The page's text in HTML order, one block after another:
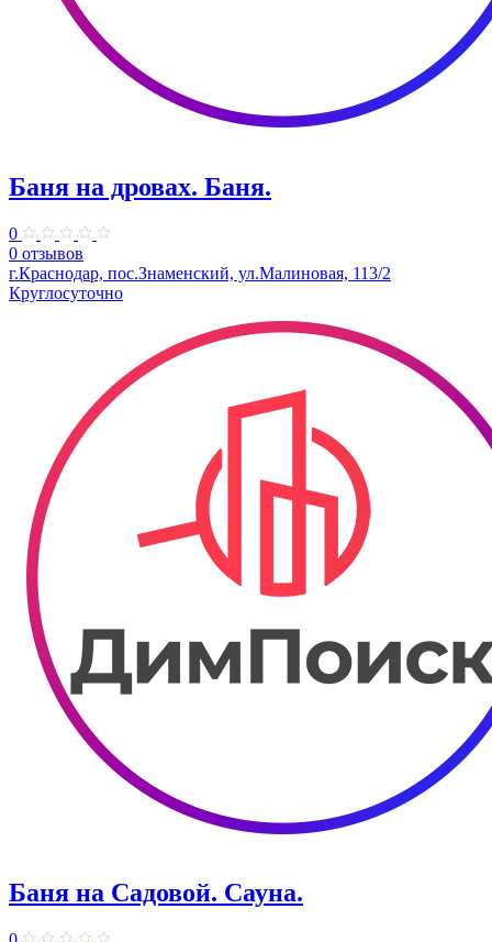
Баня на дровах. Баня.
0
0 отзывов
г.Краснодар, пос.Знаменский, ул.Малиновая, 113/2
Круглосуточно
Баня на Садовой. Сауна.